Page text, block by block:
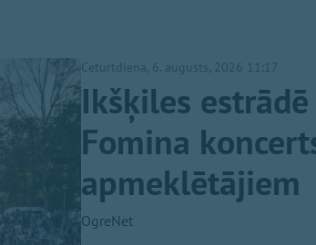
Ceturtdiena, 6. augusts, 2026 11:17
Ikšķiles
Fomina
apmeklētājiem
OgreNet